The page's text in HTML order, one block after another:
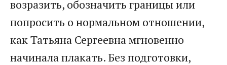
возразить, обозначить границы или
попросить о нормальном отношении,
как Татьяна Сергеевна мгновенно
начинала плакать. Без подготовки,